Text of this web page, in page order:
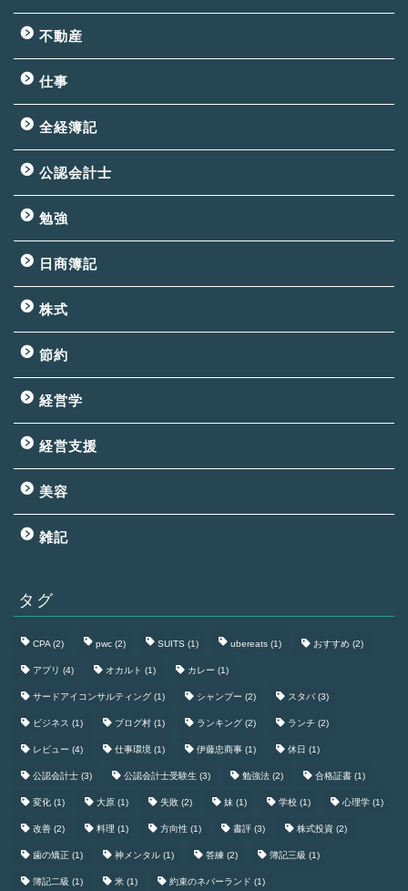
不動産
仕事
全経簿記
公認会計士
勉強
日商簿記
株式
節約
経営学
経営支援
美容
雑記
タグ
CPA (2) pwc (2) SUITS (1) ubereats (1) おすすめ (2)
アプリ (4) オカルト (1) カレー (1)
サードアイコンサルティング (1) シャンプー (2) スタバ (3)
ビジネス (1) ブログ村 (1) ランキング (2) ランチ (2)
レビュー (4) 仕事環境 (1) 伊藤忠商事 (1) 休日 (1)
公認会計士 (3) 公認会計士受験生 (3) 勉強法 (2) 合格証書 (1)
変化 (1) 大原 (1) 失敗 (2) 妹 (1) 学校 (1) 心理学 (1)
改善 (2) 料理 (1) 方向性 (1) 書評 (3) 株式投資 (2)
歯の矯正 (1) 神メンタル (1) 答練 (2) 簿記三級 (1)
簿記二級 (1) 米 (1) 約束のネバーランド (1)